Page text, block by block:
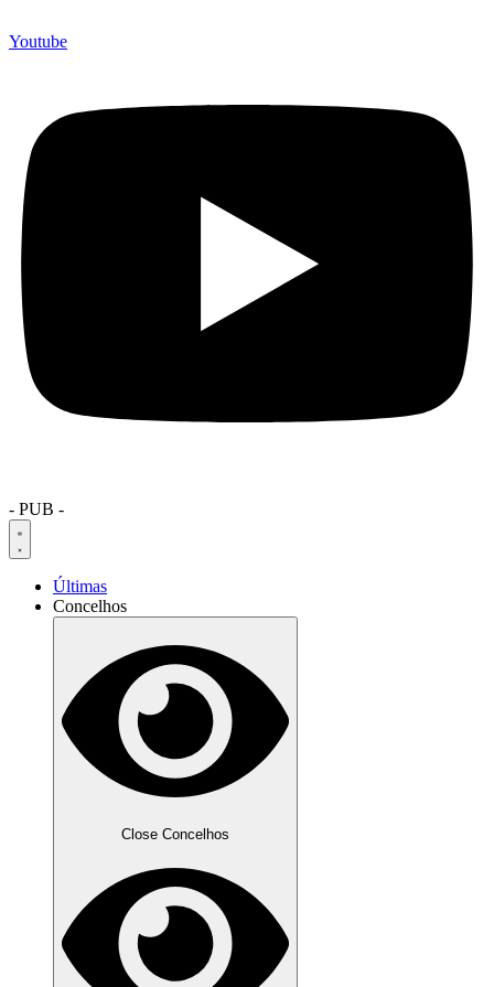
Youtube
- PUB -
Últimas
Concelhos
Close Concelhos